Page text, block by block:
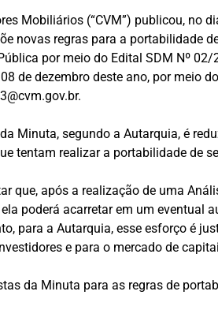
Mobiliários (“CVM”) publicou, no
novas regras para a portabilidade
por meio do Edital SDM Nº
de dezembro deste ano, por meio
Minuta, segundo a Autarquia, é
tentam realizar a portabilidade de
que, após a realização de uma
poderá acarretar em um eventual
para a Autarquia, esse esforço é
e para o mercado de
da Minuta para as regras de